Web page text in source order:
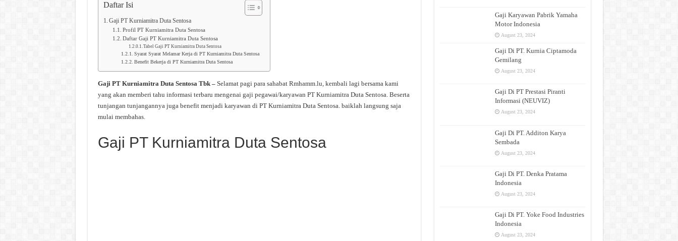
Daftar Isi
Gaji PT Kurniamitra Duta Sentosa
Profil PT Kurniamitra Duta Sentosa
Daftar Gaji PT Kurniamitra Duta Sentosa
Tabel Gaji PT Kurniamitra Duta Sentosa
Syarat Syarat Melamar Kerja di PT Kurniamitra Duta Sentosa
Benefit Bekerja di PT Kurniamitra Duta Sentosa
Gaji PT Kurniamitra Duta Sentosa Tbk – Selamat pagi para sahabat Rmhamm.lu, kembali lagi bersama kami
yang akan memberi tahu informasi terbaru mengenai gaji pegawai/karyawan PT Kurniamitra Duta Sentosa. Beserta
tunjangan tunjangannya juga benefit menjadi karyawan di PT Kurniamitra Duta Sentosa. baiklah langsung saja
mulai membahas.
Gaji PT Kurniamitra Duta Sentosa
Gaji Karyawan Pabrik Yamaha
Motor Indonesia
August 23, 2024
Gaji Di PT. Kurnia Ciptamoda
Gemilang
August 23, 2024
Gaji Di PT Prestasi Piranti
Informasi (NEUVIZ)
August 23, 2024
Gaji Di PT. Additon Karya
Sembada
August 23, 2024
Gaji Di PT. Denka Pratama
Indonesia
August 23, 2024
Gaji Di PT. Yoke Food Industries
Indonesia
August 23, 2024